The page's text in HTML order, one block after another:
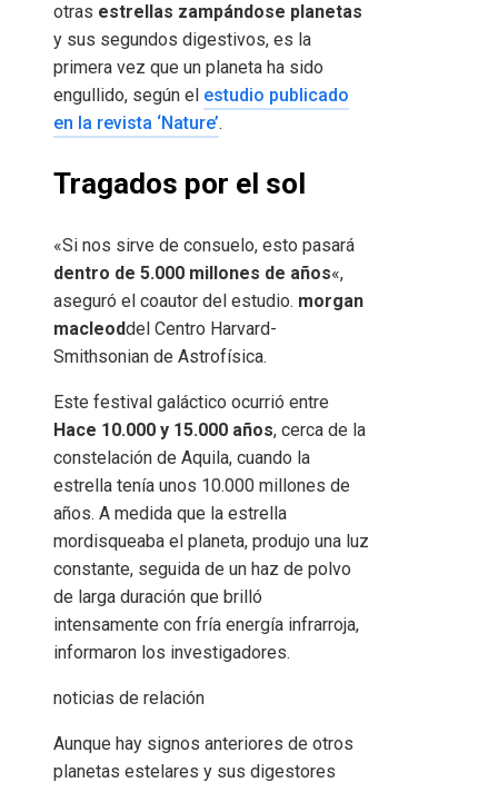
otras estrellas zampándose planetas
y sus segundos digestivos, es la
primera vez que un planeta ha sido
engullido, según el estudio publicado
en la revista ‘Nature’.
Tragados por el sol
«Si nos sirve de consuelo, esto pasará
dentro de 5.000 millones de años«,
aseguró el coautor del estudio. morgan
macleoddel Centro Harvard-
Smithsonian de Astrofísica.
Este festival galáctico ocurrió entre
Hace 10.000 y 15.000 años, cerca de la
constelación de Aquila, cuando la
estrella tenía unos 10.000 millones de
años. A medida que la estrella
mordisqueaba el planeta, produjo una luz
constante, seguida de un haz de polvo
de larga duración que brilló
intensamente con fría energía infrarroja,
informaron los investigadores.
noticias de relación
Aunque hay signos anteriores de otros
planetas estelares y sus digestores